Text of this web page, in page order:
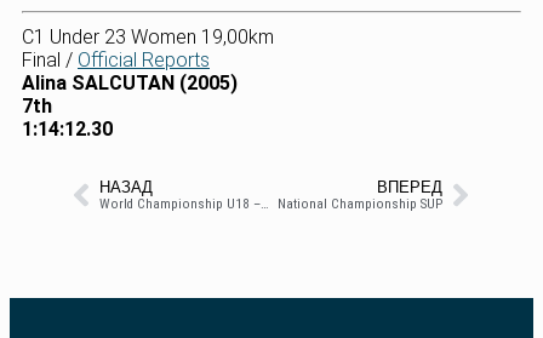
C1 Under 23 Women 19,00km
Final / Official Reports
Alina SALCUTAN (2005)
7th
1:14:12.30
НАЗАД
World Championship U18 – 23
ВПЕРЕД
National Championship SUP